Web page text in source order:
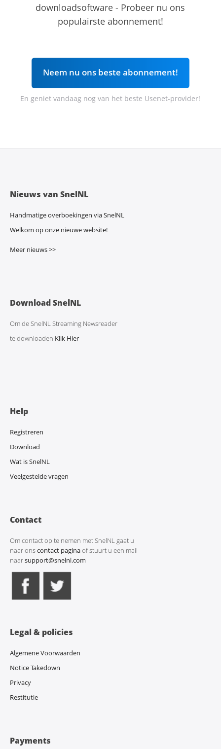
downloadsoftware - Probeer nu ons
populairste abonnement!
Neem nu ons beste abonnement!
En geniet vandaag nog van het beste Usenet-provider!
Nieuws van SnelNL
Handmatige overboekingen via SnelNL
Welkom op onze nieuwe website!
Meer nieuws >>
Download SnelNL
Om de SnelNL Streaming Newsreader
te downloaden Klik Hier
Help
Registreren
Download
Wat is SnelNL
Veelgestelde vragen
Contact
Om contact op te nemen met SnelNL gaat u
naar onscontact paginaof stuurt u een mail
naarsupport@snelnl.com
Legal & policies
Algemene Voorwaarden
Notice Takedown
Privacy
Restitutie
Payments